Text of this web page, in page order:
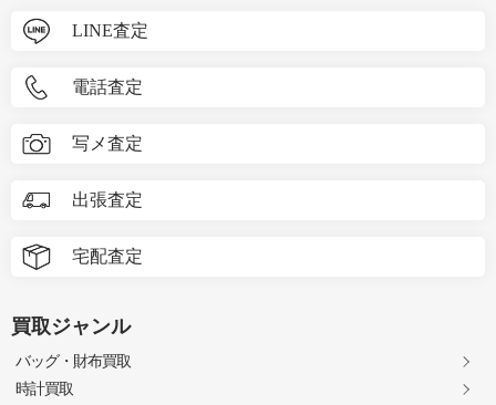
LINE査定
電話査定
写メ査定
出張査定
宅配査定
買取ジャンル
バッグ・財布買取
時計買取